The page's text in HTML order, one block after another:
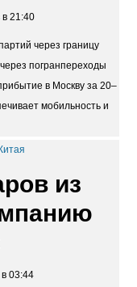
21:40
через границу
погранпереходы
в Москву за 20–
мобильность и
из
03:44